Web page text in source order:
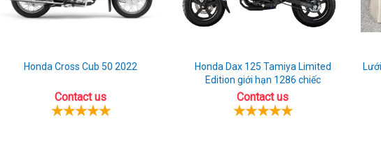
Honda Cross Cub 50 2022
Contact us
Honda Dax 125 Tamiya Limited
Edition giới hạn 1286 chiếc
Contact us